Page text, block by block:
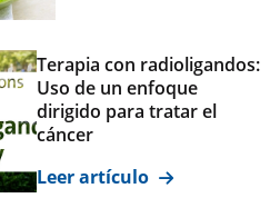
Terapia con radioligandos:
Uso de un enfoque
dirigido para tratar el
cáncer
Leer artículo